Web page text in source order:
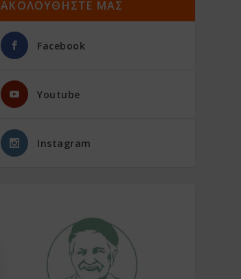
ΑΚΟΛΟΥΘΗΣΤΕ ΜΑΣ
Facebook
Youtube
Instagram